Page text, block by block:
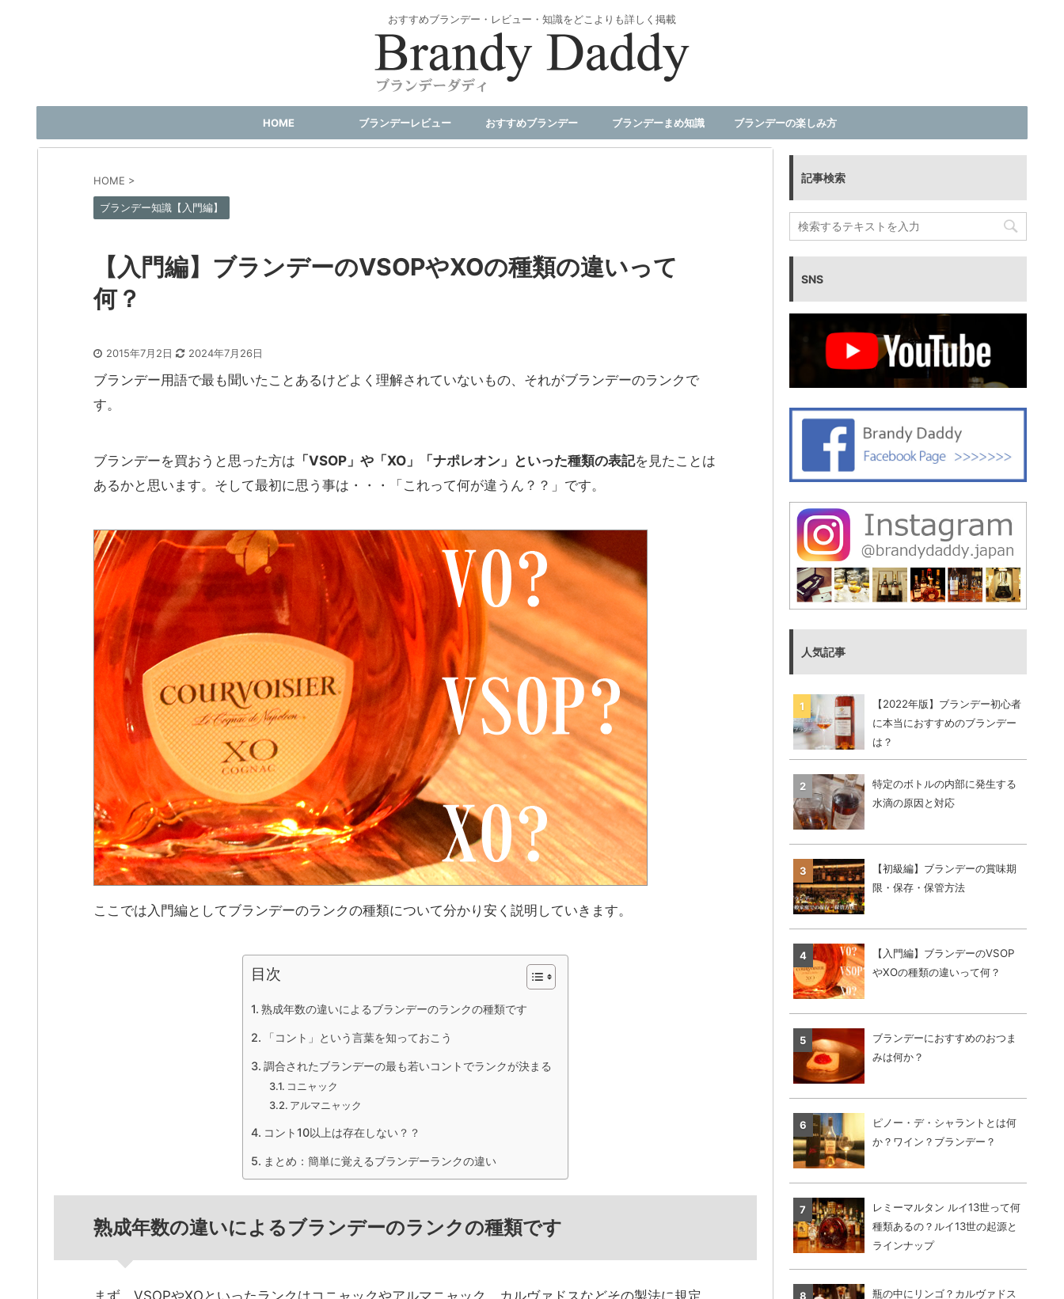
おすすめブランデー・レビュー・知識をどこよりも詳しく掲載
HOME ブランデーレビュー おすすめブランデー ブランデーまめ知識 ブランデーの楽しみ方
HOME >
ブランデー知識【入門編】
【入門編】ブランデーのVSOPやXOの種類の違いって
何？
2015年7月2日 2024年7月26日
ブランデー用語で最も聞いたことあるけどよく理解されていないもの、それがブランデーのランクで
す。
ブランデーを買おうと思った方は 「VSOP」や「XO」「ナポレオン」といった種類の表記を見たことは
あるかと思います。そして最初に思う事は・・・「これって何が違うん？？」です。
ここでは入門編としてブランデーのランクの種類について分かり安く説明していきます。
目次
熟成年数の違いによるブランデーのランクの種類です
「コント」という言葉を知っておこう
調合されたブランデーの最も若いコントでランクが決まる
コニャック
アルマニャック
コント10以上は存在しない？？
まとめ：簡単に覚えるブランデーランクの違い
熟成年数の違いによるブランデーのランクの種類です
まず、VSOPやXOといったランクはコニャックやアルマニャック、カルヴァドスなどその製法に規定
記事検索
SNS
人気記事
【2022年版】ブランデー初心者
に本当におすすめのブランデー
は？
特定のボトルの内部に発生する
水滴の原因と対応
【初級編】ブランデーの賞味期
限・保存・保管方法
【入門編】ブランデーのVSOP
やXOの種類の違いって何？
ブランデーにおすすめのおつま
みは何か？
ピノー・デ・シャラントとは何
か？ワイン？ブランデー？
レミーマルタン ルイ13世って何
種類あるの？ルイ13世の起源と
ラインナップ
瓶の中にリンゴ？カルヴァドス